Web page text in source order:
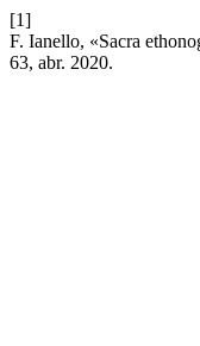
[1]
F. Ianello, «Sacra
63, abr. 2020.